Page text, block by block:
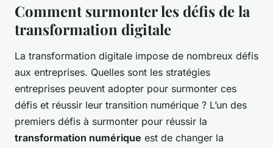
Comment surmonter les défis de la
transformation digitale
La transformation digitale impose de nombreux défis
aux entreprises. Quelles sont les stratégies
entreprises peuvent adopter pour surmonter ces
défis et réussir leur transition numérique ? L’un des
premiers défis à surmonter pour réussir la
transformation numérique est de changer la